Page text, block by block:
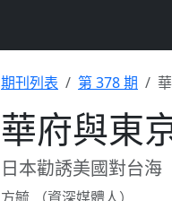
期刊列表 第 378 期
華府與東
日本勸誘美國對台海